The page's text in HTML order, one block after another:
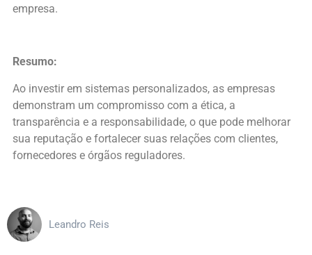
empresa.
Resumo:
Ao investir em sistemas personalizados, as empresas
demonstram um compromisso com a ética, a
transparência e a responsabilidade, o que pode melhorar
sua reputação e fortalecer suas relações com clientes,
fornecedores e órgãos reguladores.
Leandro Reis